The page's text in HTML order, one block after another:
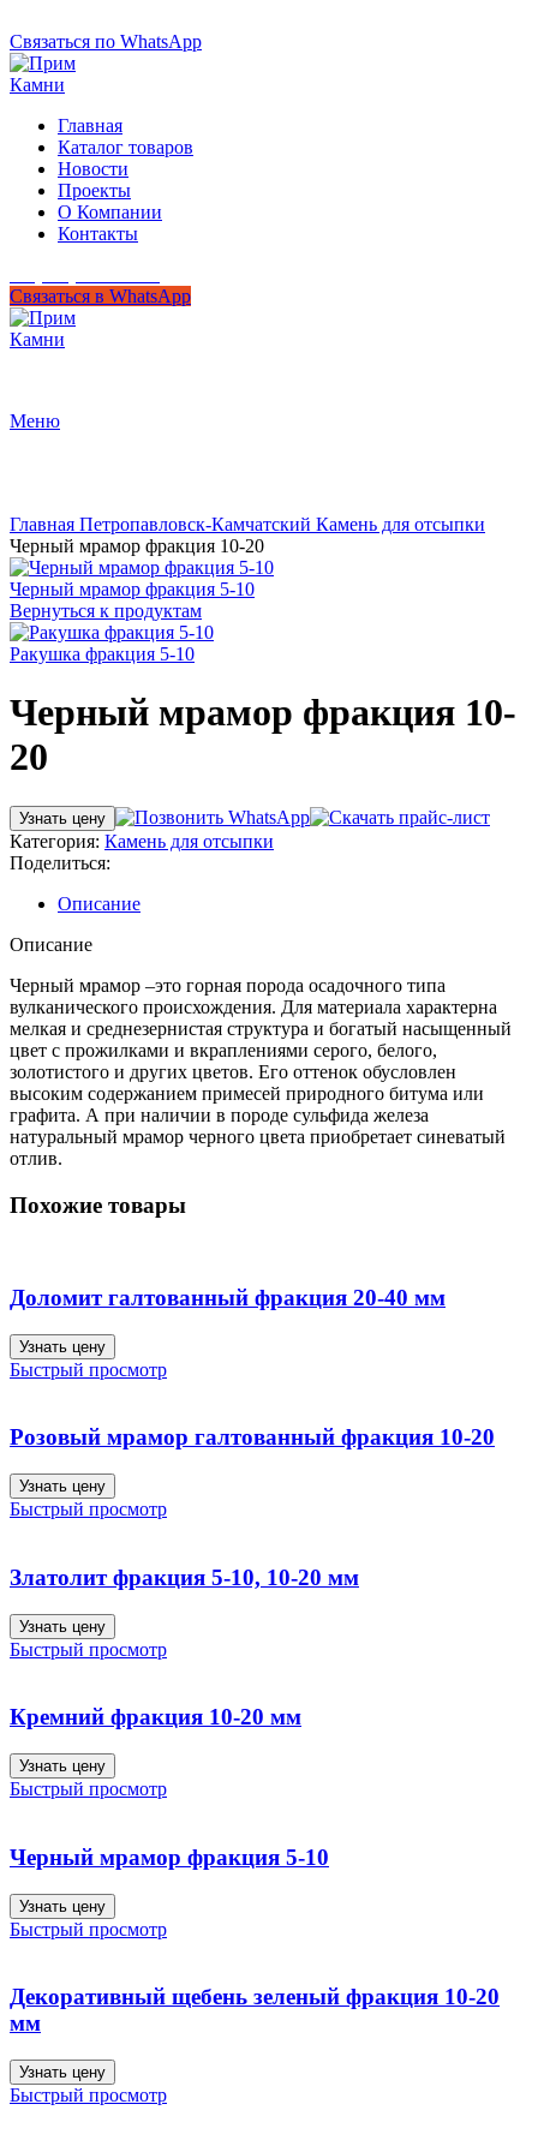
Связаться по WhatsApp
Главная
Каталог товаров
Новости
Проекты
О Компании
Контакты
Связаться в WhatsApp
Меню
Главная Петропавловск-Камчатский Камень для отсыпки
Черный мрамор фракция 10-20
Черный мрамор фракция 5-10
Вернуться к продуктам
Ракушка фракция 5-10
Черный мрамор фракция 10-
20
Узнать цену
Категория: Камень для отсыпки
Поделиться:
Описание
Описание
Черный мрамор –это горная порода осадочного типа
вулканического происхождения. Для материала характерна
мелкая и среднезернистая структура и богатый насыщенный
цвет с прожилками и вкраплениями серого, белого,
золотистого и других цветов. Его оттенок обусловлен
высоким содержанием примесей природного битума или
графита. А при наличии в породе сульфида железа
натуральный мрамор черного цвета приобретает синеватый
отлив.
Похожие товары
Доломит галтованный фракция 20-40 мм
Узнать цену
Быстрый просмотр
Розовый мрамор галтованный фракция 10-20
Узнать цену
Быстрый просмотр
Златолит фракция 5-10, 10-20 мм
Узнать цену
Быстрый просмотр
Кремний фракция 10-20 мм
Узнать цену
Быстрый просмотр
Черный мрамор фракция 5-10
Узнать цену
Быстрый просмотр
Декоративный щебень зеленый фракция 10-20
мм
Узнать цену
Быстрый просмотр
Гипермаркет природного камня